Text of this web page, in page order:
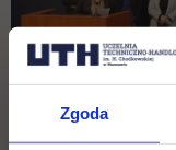
Zgoda